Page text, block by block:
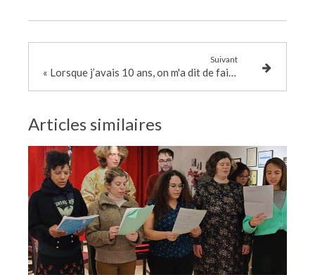
Suivant
« Lorsque j’avais 10 ans, on m'a dit de faire semblant de chanter parce que je chantais faux ! »
Articles similaires